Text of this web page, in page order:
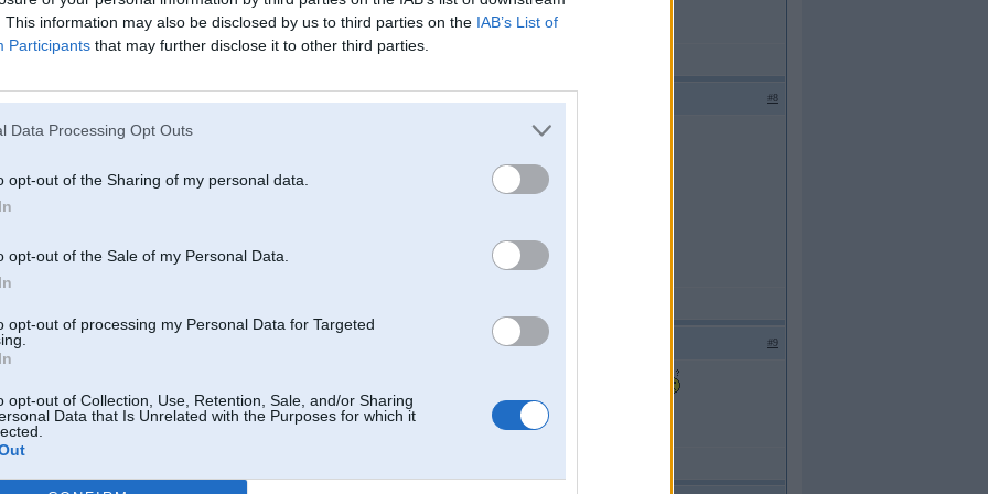
This information may also be disclosed by us to third parties on the IAB’s List of
Participants that may further disclose it to other third parties.
Data Processing Opt Outs
opt-out of the Sharing of my personal data.
opt-out of the Sale of my Personal Data.
opt-out of processing my Personal Data for Targeted
opt-out of Collection, Use, Retention, Sale, and/or Sharing
Data that Is Unrelated with the Purposes for which it
#8
Gran Coupe,
Izbanojiet tos botus!
-----------------
Patiesība mūsdienās tiek uzskatīta par naida runu.
#9